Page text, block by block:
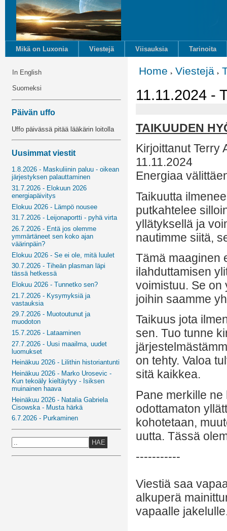
Mikä on Luxonia Viestejä Viisauksia Tarinoita
In English
Suomeksi
Päivän uffo
Uffo päivässä pitää lääkärin loitolla
Uusimmat viestit
1.8.2026 - Maskuliinin paluu - oikean
järjestyksen palauttaminen
31.7.2026 - Elokuun 2026
energiapäivitys
Elokuu 2026 - Lämpö nousee
31.7.2026 - Leijonaportti - pyhä virta
26.7.2026 - Entä jos olemme
ymmärtäneet sen koko ajan
väärinpäin?
Elokuu 2026 - Se ei ole, mitä luulet
30.7.2026 - Tiheän plasman läpi
tässä hetkessä
Elokuu 2026 - Tunnetko sen?
21.7.2026 - Kysymyksiä ja
vastauksia
29.7.2026 - Muotoutunut ja
muodoton
15.7.2026 - Lataaminen
27.7.2026 - Uusi maailma, uudet
luomukset
Heinäkuu 2026 - Lilithin historiantunti
Heinäkuu 2026 - Marko Urosevic -
Kun tekoäly kieltäytyy - Isiksen
muinainen haava
Heinäkuu 2026 - Natalia Gabriela
Cisowska - Musta härkä
6.7.2026 - Purkaminen
HAE
Home Viestejä
11.11.2024 -
TAIKUUDEN
Kirjoittanut Terry
11.11.2024
Energiaa
Taikuutta
putkahtelee
yllätyksellä ja
nautimme siitä,
Tämä maaginen
ilahduttamisen
voimistuu. Se on
joihin saamme
Taikuus jota
sen. Tuo tunne
on tehty. Valoa
sitä kaikkea.
Pane merkille
odottamaton
kohotetaan,
uutta. Tässä
-----------
Viestiä saa
alkuperä
vapaalle